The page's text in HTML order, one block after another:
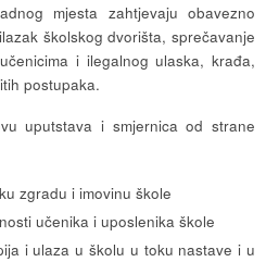
mjesta zahtjevaju obavezno
školskog dvorišta, sprečavanje
i ilegalnog ulaska, krađa,
postupaka.
uputstava i smjernica od strane
zgradu i imovinu škole
učenika i uposlenika škole
i ulaza u školu u toku nastave i u